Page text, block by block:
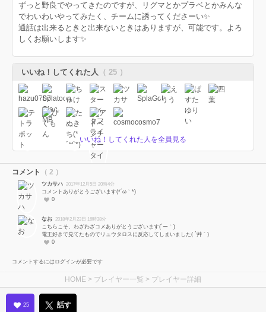
ずっと野良でやってきたのですが、リグマとかプラベとかみんな
でわいわいやってみたく、チームに誘ってくださーい✨
通話は出来るときと出来ないときはありますが、可能です。よろ
しくお願いします✨
いいね！してくれた人 （ 25 ）
いいね！してくれた人を全員見る
コメント （ 2 ）
ツカサハ 2017年12月5日 20時4分
コメントありがとうございます(*´ω｀*)
0
なお 2018年2月23日 16時38分
こちらこそ、わざわざコメありがとうございます(´ー｀)
電王好きで見てたものでリュウタロスに反応してしまいました( ´艸｀)
0
コメントするにはログインが必要です
HOME > プレイヤー一覧 > プレイヤー詳細
25 話す